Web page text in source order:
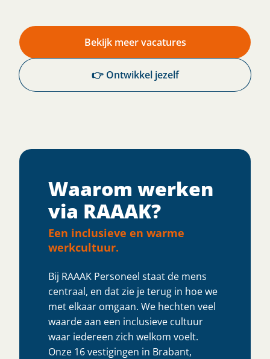
Bekijk meer vacatures
👉 Ontwikkel jezelf
Waarom werken
via RAAAK?
Een inclusieve en warme
werkcultuur.
Bij RAAAK Personeel staat de mens
centraal, en dat zie je terug in hoe we
met elkaar omgaan. We hechten veel
waarde aan een inclusieve cultuur
waar iedereen zich welkom voelt.
Onze 16 vestigingen in Brabant,